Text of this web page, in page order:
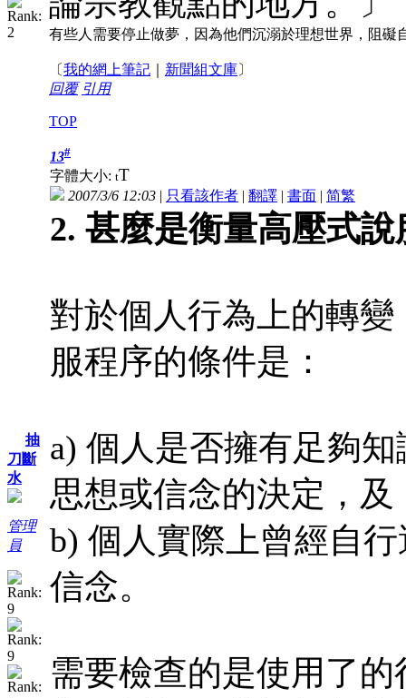
有些人需要停止做夢，因為他們沉溺於理想世界，阻礙
〔我的網上筆記 新聞組文庫〕
回覆 引用
TOP
抽
刀斷
水
管理
員
13#
字體大小: tT
2007/3/6 12:03 | 只看該作者 | 翻譯 | 書面 | 简繁
2. 甚麼是衡量高壓式
對於個人行為上的轉
服程序的條件是：
a) 個人是否擁有足夠
思想或信念的決定，及
b) 個人實際上曾經自
信念。
需要檢查的是使用了